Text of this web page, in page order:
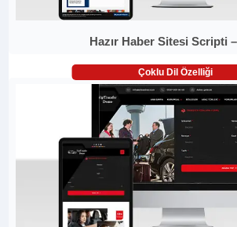
Hazır Haber Sitesi Scripti
Çoklu Dil Özelliği